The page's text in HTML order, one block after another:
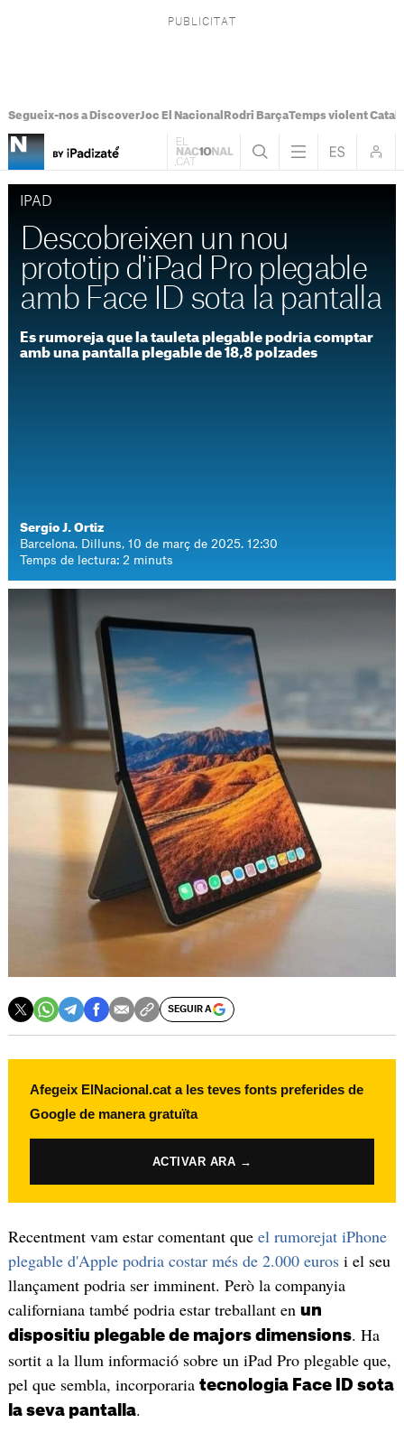
Segueix-nos a DiscoverJoc El Nacional Rodri BarçaTemps violent
IPAD
Descobreixen un nou
prototip d'iPad Pro plegable
amb Face ID sota la pantalla
Es rumoreja que la tauleta plegable podria comptar
amb una pantalla plegable de 18,8 polzades
Sergio J. Ortiz
Barcelona. Dilluns, 10 de març de 2025. 12:30
Temps de lectura: 2 minuts
SEGUIR A
Afegeix ElNacional.cat a les teves fonts preferides de
Google de manera gratuïta
ACTIVAR ARA →
Recentment vam estar comentant que el rumorejat iPhone
plegable d'Apple podria costar més de 2.000 eurosi el seu
llançament podria ser imminent. Però la companyia
californiana també podria estar treballant en un
dispositiu plegable de majors dimensions. Ha
sortit a la llum informació sobre un iPad Pro plegable que,
pel que sembla, incorporaria tecnologia Face ID sota
la seva pantalla.